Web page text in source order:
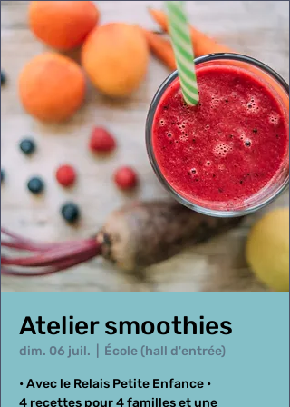
Atelier smoothies
dim. 06 juil. École (hall d'entrée)
• Avec le Relais Petite Enfance •
4 recettes pour 4 familles et une